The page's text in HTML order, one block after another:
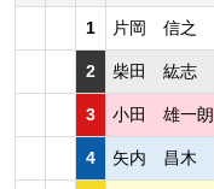
1 片岡 信之
2 柴田 紘志
3 小田 雄一朗
4 矢内 昌木